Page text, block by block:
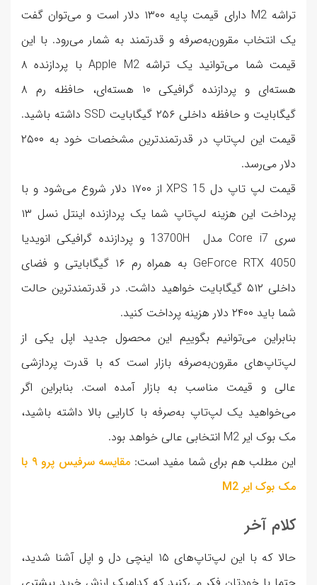
تراشه M2 دارای قیمت پایه ۱۳۰۰ دلار است و می‌توان گفت
یک انتخاب مقرون‌به‌صرفه و قدرتمند به شمار می‌رود. با این
قیمت شما می‌توانید یک تراشه Apple M2 با پردازنده ۸
هسته‌ای و پردازنده گرافیکی ۱۰ هسته‌ای، حافظه رم ۸
گیگابایت و حافظه داخلی ۲۵۶ گیگابایت SSD داشته باشید.
قیمت این لپ‌تاپ در قدرتمندترین مشخصات خود به ۲۵۰۰
دلار می‌رسد.
قیمت لپ تاپ دل XPS 15 از ۱۷۰۰ دلار شروع می‌شود و با
پرداخت این هزینه لپ‌تاپ شما یک پردازنده اینتل نسل ۱۳
سری Core i7 مدل 13700H و پردازنده گرافیکی انویدیا
GeForce RTX 4050 به همراه رم ۱۶ گیگابایتی و فضای
داخلی ۵۱۲ گیگابایت خواهید داشت. در قدرتمندترین حالت
شما باید ۲۴۰۰ دلار هزینه پرداخت کنید.
بنابراین می‌توانیم بگوییم این محصول جدید اپل یکی از
لپ‌تاپ‌های مقرون‌به‌صرفه بازار است که با قدرت پردازشی
عالی و قیمت مناسب به بازار آمده است. بنابراین اگر
می‌خواهید یک لپ‌تاپ به‌صرفه با کارایی بالا داشته باشید،
مک بوک ایر M2 انتخابی عالی خواهد بود.
این مطلب هم برای شما مفید است:
مقایسه سرفیس پرو ۹ با
مک بوک ایر M2
کلام آخر
حالا که با این لپ‌تاپ‌های ۱۵ اینچی دل و اپل آشنا شدید،